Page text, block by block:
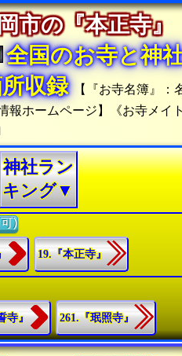
市の『本正寺
全国のお寺と神
所収録
【『お寺名簿』：
報ホームページ】《お寺メイ
神社ラン
キング▼
)
19.『本正寺』
寺』 261.『珉照寺』